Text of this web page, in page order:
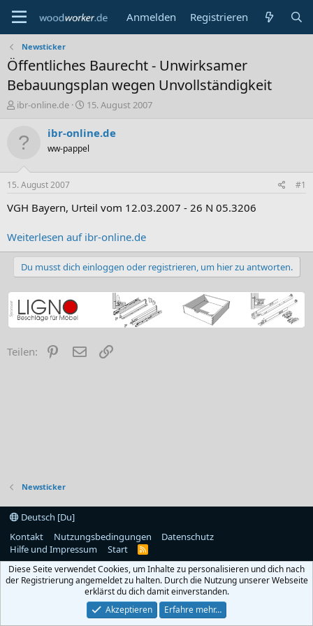
Anmelden Registrieren
Newsticker
Öffentliches Baurecht - Unwirksamer
Bebauungsplan wegen Unvollständigkeit
E
t
e
r
ibr-online.de
E
s
t
e
a
15. August 2007
ibr-online.de
ww-pappel
15. August 2007 #1
VGH Bayern, Urteil vom 12.03.2007 - 26 N 05.3206
Weiterlesen auf ibr-online.de
Du musst dich einloggen oder registrieren, um hier zu antworten.
Teilen: PinterestE-Mail
Newsticker
Deutsch [Du]
Kontakt
Nutzungsbedingungen
Datenschutz
Hilfe und Impressum
Start
R
S
Diese Seite verwendet Cookies, um Inhalte zu personalisieren und dich nach
der Registrierung angemeldet zu halten. Durch die Nutzung unserer Webseite
erklärst du dich damit einverstanden.
Akzeptieren
Erfahre mehr…